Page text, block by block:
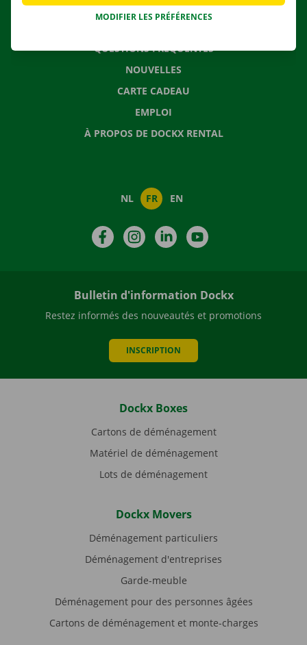
QUESTIONS FRÉQUENTES
NOUVELLES
CARTE CADEAU
EMPLOI
À PROPOS DE DOCKX RENTAL
NL FR EN
FacebookInstagramLinkedIn
Bulletin d'information Dockx
Restez informés des nouveautés et promotions
INSCRIPTION
Dockx Boxes
Cartons de déménagement
Matériel de déménagement
Lots de déménagement
Dockx Movers
Déménagement particuliers
Déménagement d'entreprises
Garde-meuble
Déménagement pour des personnes âgées
Cartons de déménagement et monte-charges
MODIFIER LES PRÉFÉRENCES